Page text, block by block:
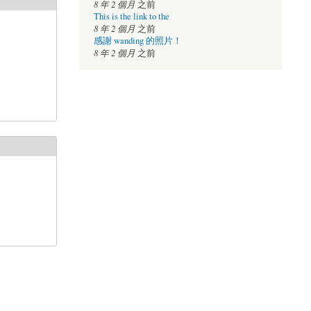
8 年 2 個月之前
This is the link to the
8 年 2 個月之前
感謝 wanding 的照片！
8 年 2 個月之前